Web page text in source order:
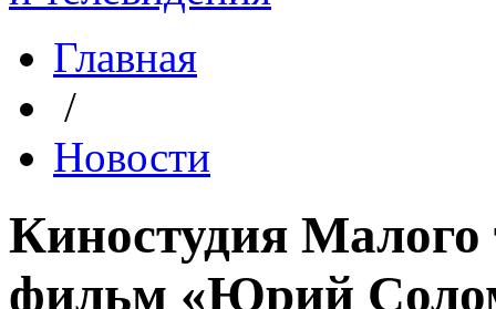
Главная
/
Новости
Киностудия Малого
фильм «Юрий